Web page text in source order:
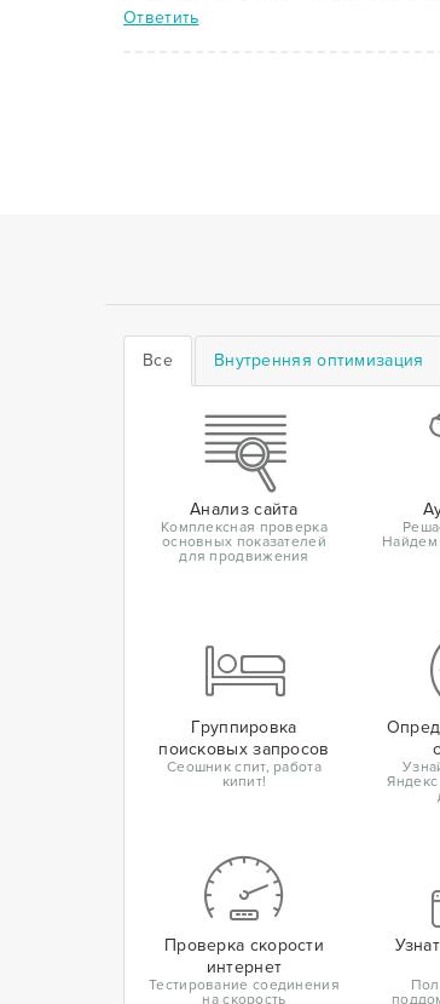
Ответить
Все Внутренняя оптимизация
Анализ сайта
Комплексная проверка
основных показателей
для продвижения
Найдем
Группировка
поисковых запросов
Сеошник спит, работа
кипит!
Проверка скорости
интернет
Тестирование соединения
на скорость